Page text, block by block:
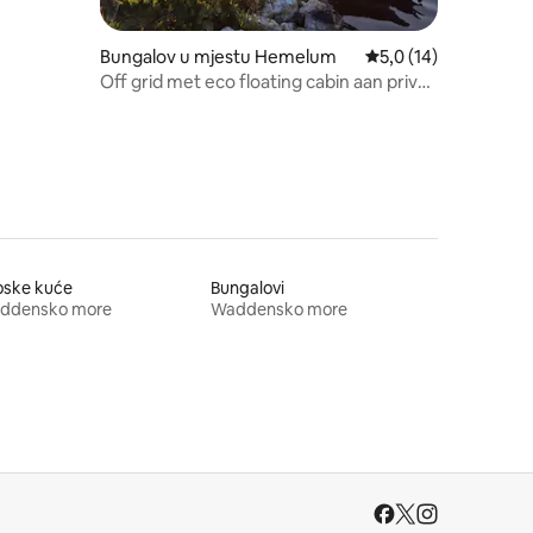
Bungalov u mjestu Hemelum prosječna ocjena
5,0 (14)
Off grid met eco floating cabin aan prive
kuće
more
Bungalovi
Waddensko more